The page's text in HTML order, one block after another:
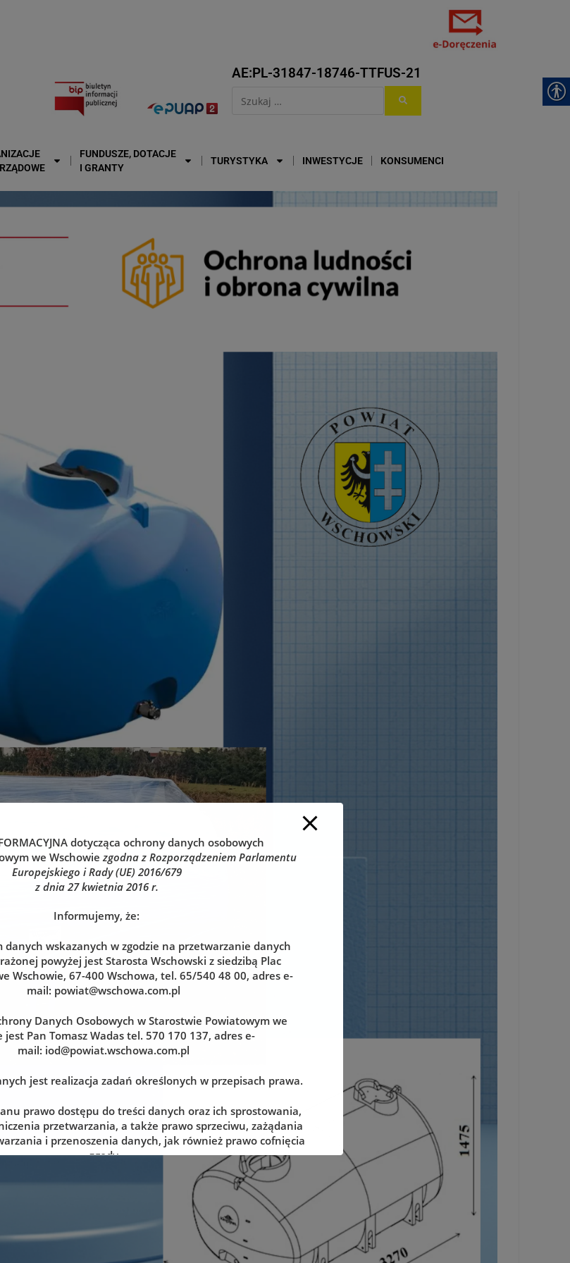
AE:PL-31847-18746-TTFUS-21
FUNDUSZE, DOTACJE
I GRANTY
TURYSTYKA INWESTYCJE KONSUMENCI
dotycząca ochrony danych osobowych
we Wschowiezgodna z Rozporządzeniem Parlamentu
Europejskiego i Rady (UE) 2016/679
z dnia 27 kwietnia 2016 r.
Informujemy, że:
wskazanych w zgodzie na przetwarzanie danych
powyżej jest Starosta Wschowski z siedzibą Plac
Wschowie, 67-400 Wschowa, tel. 65/540 48 00, adres e-
mail: powiat@wschowa.com.pl
Danych Osobowych w Starostwie Powiatowym we
jest Pan Tomasz Wadas tel. 570 170 137, adres e-
mail: iod@powiat.wschowa.com.pl
jest realizacja zadań określonych w przepisach prawa.
prawo dostępu do treści danych oraz ich sprostowania,
przetwarzania, a także prawo sprzeciwu, zażądania
i przenoszenia danych, jak również prawo cofnięcia
zgody
oraz prawo do wniesienia skargi do organu nadzorczego
Urzędu Ochrony Danych Osobowych.
dobrowolne, lecz niezbędne do realizacji zadań określonych
W przypadku niepodania danych nie będzie możliwe ich
zrealizowanie.